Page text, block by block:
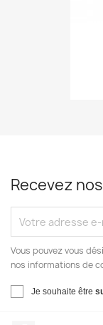
Recevez
Vous pouvez vous
nos informations de
Je souhaite être